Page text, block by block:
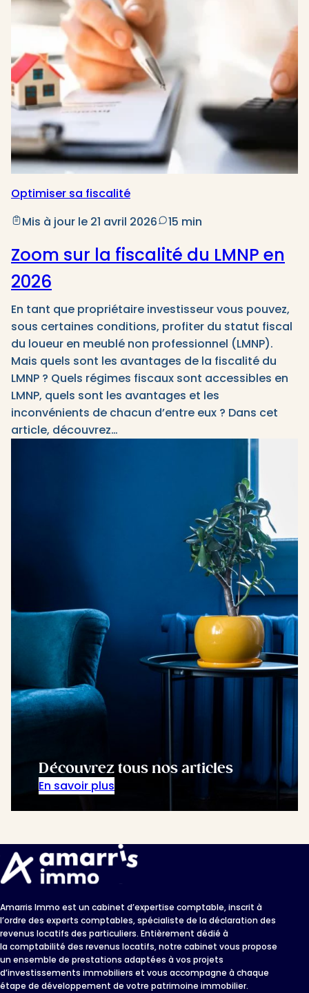
Optimiser sa fiscalité
Mis à jour le 21 avril 2026
15 min
Zoom sur la fiscalité du LMNP en
2026
En tant que propriétaire investisseur vous pouvez,
sous certaines conditions, profiter du statut fiscal
du loueur en meublé non professionnel (LMNP).
Mais quels sont les avantages de la fiscalité du
LMNP ? Quels régimes fiscaux sont accessibles en
LMNP, quels sont les avantages et les
inconvénients de chacun d’entre eux ? Dans cet
article, découvrez…
Découvrez tous nos articles
En savoir plus
Amarris Immo est un cabinet d’expertise comptable, inscrit à
l’ordre des experts comptables, spécialiste de la déclaration des
revenus locatifs des particuliers. Entièrement dédié à
la comptabilité des revenus locatifs, notre cabinet vous propose
un ensemble de prestations adaptées à vos projets
d’investissements immobiliers et vous accompagne à chaque
étape de développement de votre patrimoine immobilier.